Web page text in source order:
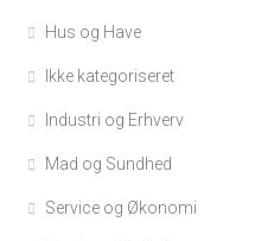
Hus og Have
Ikke kategoriseret
Industri og Erhverv
Mad og Sundhed
Service og Økonomi